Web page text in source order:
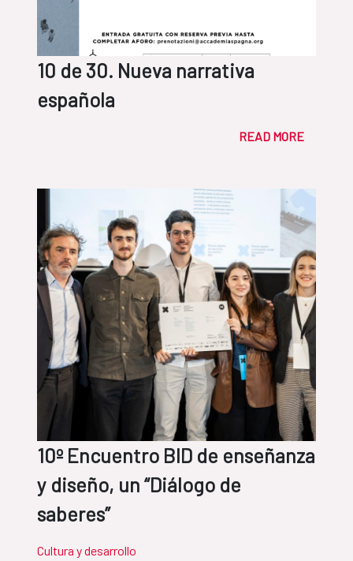
10 de 30. Nueva narrativa
española
READ MORE
10º Encuentro BID de enseñanza
y diseño, un “Diálogo de
saberes”
Cultura y desarrollo